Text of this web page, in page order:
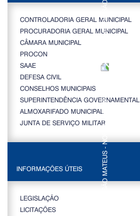
CONTROLADORIA GERAL MUNICIPAL
PROCURADORIA GERAL MUNICIPAL
CÂMARA MUNICIPAL
PROCON
SAAE
DEFESA CIVIL
CONSELHOS MUNICIPAIS
SUPERINTENDÊNCIA GOVERNAMENTAL
ALMOXARIFADO MUNICIPAL
JUNTA DE SERVIÇO MILITAR
INFORMAÇÕES ÚTEIS
LEGISLAÇÃO
LICITAÇÕES